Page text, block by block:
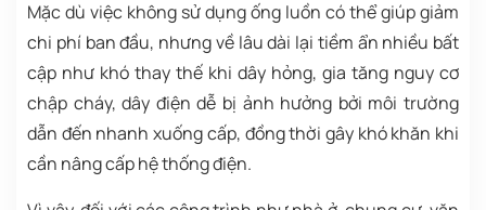
Mặc dù việc không sử dụng ống luồn có thể giúp giảm
chi phí ban đầu, nhưng về lâu dài lại tiềm ẩn nhiều bất
cập như khó thay thế khi dây hỏng, gia tăng nguy cơ
chập cháy, dây điện dễ bị ảnh hưởng bởi môi trường
dẫn đến nhanh xuống cấp, đồng thời gây khó khăn khi
cần nâng cấp hệ thống điện.